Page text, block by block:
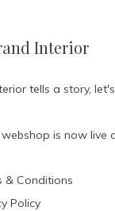
Interior
tells a story,
is now live
& Conditions
Policy